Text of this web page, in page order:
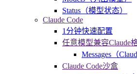
Status（模型状态）
Claude Code
1分钟快速配置
任意模型兼容Claude
Messages（
Claude Code沙盒